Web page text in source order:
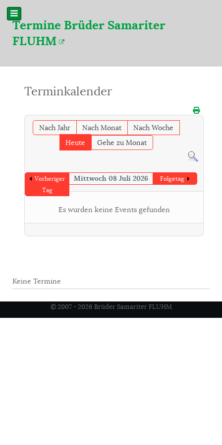
Termine Brüder Samariter
FLUHM
Terminkalender
Nach Jahr Nach Monat
Nach Woche
Heute
Gehe zu Monat
Vorheriger
Tag
Mittwoch 08 Juli 2026 Folgetag
Es wurden keine Events gefunden
Keine Termine
© 2007 - 2026 Brüder Samariter FLUHM